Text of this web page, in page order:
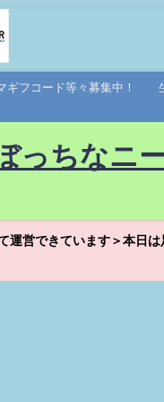
ギフコード等々募集中！
ちなニ
営できています＞本日